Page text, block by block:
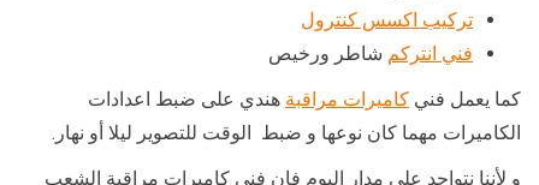
تركيب اكسس كنترول
فني انتركم شاطر ورخيص
كما يعمل فني كاميرات مراقبة هندي على ضبط اعدادات
الكاميرات مهما كان نوعها و ضبط الوقت للتصوير ليلا أو نهار.
و لأننا نتواجد على مدار اليوم فان فني كاميرات مراقبة الشعب